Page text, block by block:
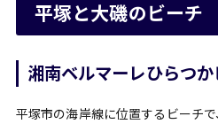
平塚と大磯のビーチ
湘南ベルマーレひらつ
平塚市の海岸線に位置するビーチ